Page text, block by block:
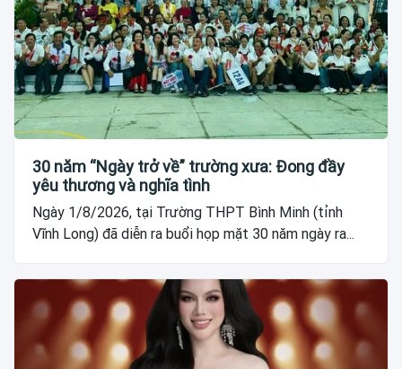
30 năm “Ngày trở về” trường xưa: Đong đầy
yêu thương và nghĩa tình
Ngày 1/8/2026, tại Trường THPT Bình Minh (tỉnh
Vĩnh Long) đã diễn ra buổi họp mặt 30 năm ngày ra...